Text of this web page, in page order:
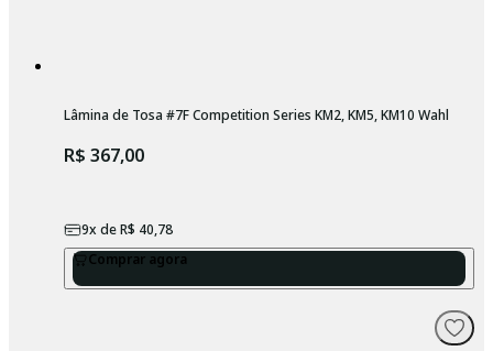
Lâmina de Tosa #7F Competition Series KM2, KM5, KM10 Wahl
R$ 367,00
9x deR$ 40,78
Comprar agora